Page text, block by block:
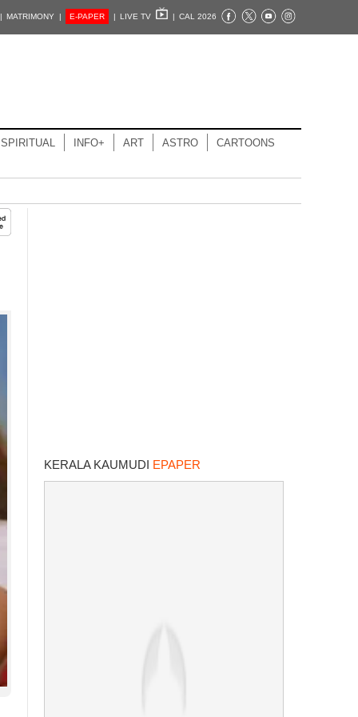
| MATRIMONY | E-PAPER | LIVE TV | CAL 2026
SPIRITUAL INFO+ ART ASTRO CARTOONS
KERALA KAUMUDI EPAPER